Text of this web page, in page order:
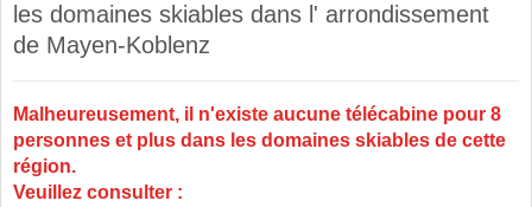
les domaines skiables dans l' arrondissement
de Mayen-Koblenz ​
Malheureusement, il n'existe aucune télécabine pour 8
personnes et plus dans les domaines skiables de cette
région.
Veuillez consulter :